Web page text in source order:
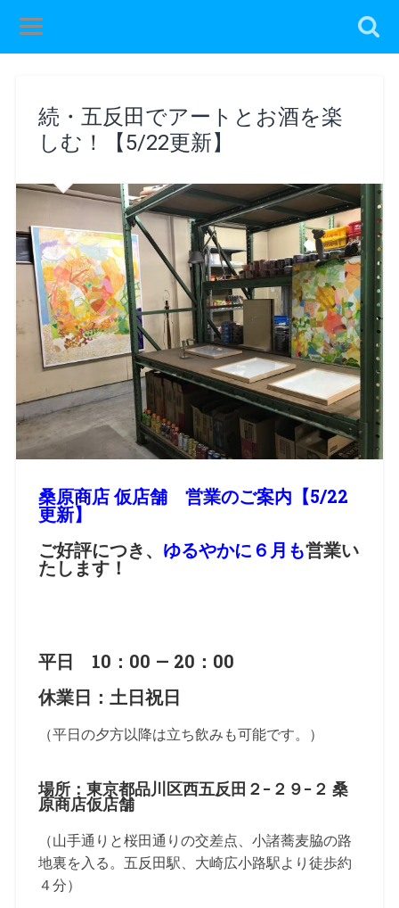
続・五反田でアートとお酒を楽
しむ！【5/22更新】
桑原商店 仮店舗 営業のご案内【5/22
更新】
ご好評につき、 ゆるやかに６月も営業い
たします！
平日 10：00 — 20：00
休業日：土日祝日
（平日の夕方以降は立ち飲みも可能です。）
場所：東京都品川区西五反田２−２９−２ 桑
原商店仮店舗
（山手通りと桜田通りの交差点、小諸蕎麦脇の路
地裏を入る。五反田駅、大崎広小路駅より徒歩約
４分）